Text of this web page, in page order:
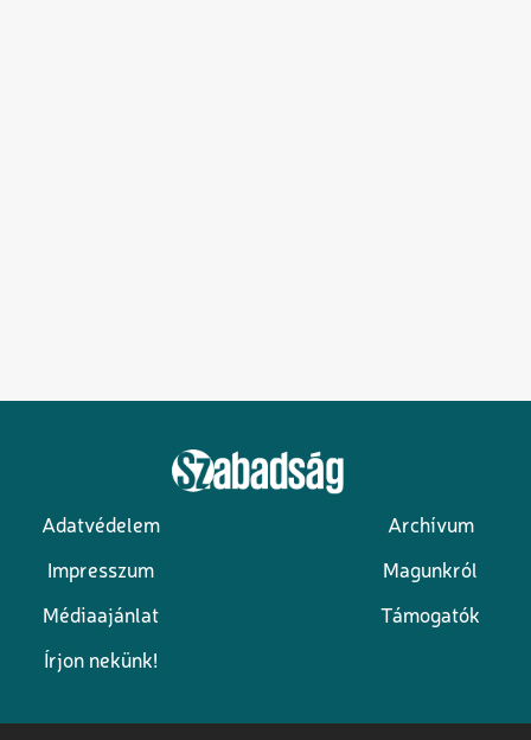
Lábléc
Adatvédelem Archívum
Impresszum Magunkról
Médiaajánlat Támogatók
Írjon nekünk!